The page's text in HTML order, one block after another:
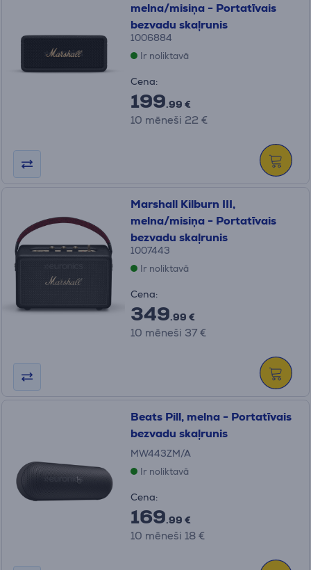
melna/misiņa - Portatīvais
bezvadu skaļrunis
1006884
Ir noliktavā
Cena:
199.99 €
10 mēneši 22 €
Marshall Kilburn III,
melna/misiņa - Portatīvais
bezvadu skaļrunis
1007443
Ir noliktavā
Cena:
349.99 €
10 mēneši 37 €
Beats Pill, melna - Portatīvais
bezvadu skaļrunis
MW443ZM/A
Ir noliktavā
Cena:
169.99 €
10 mēneši 18 €